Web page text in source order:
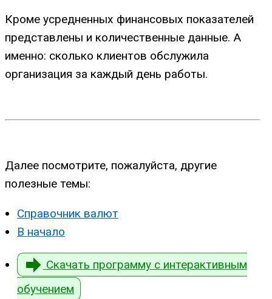
Кроме усредненных финансовых показателей
представлены и количественные данные. А
именно: сколько клиентов обслужила
организация за каждый день работы.
Далее посмотрите, пожалуйста, другие
полезные темы:
Справочник валют
В начало
Скачать программу с интерактивным
обучением